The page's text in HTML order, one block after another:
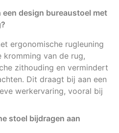
design bureaustoel met
ergonomische rugleuning
kromming van de rug,
zithouding en vermindert
Dit draagt bij aan een
werkervaring, vooral bij
stoel bijdragen aan